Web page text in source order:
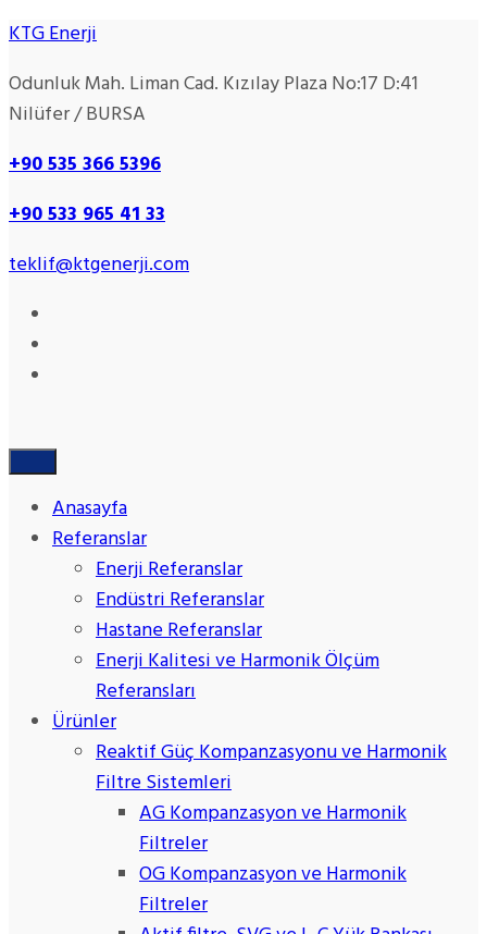
KTG Enerji
Odunluk Mah. Liman Cad. Kızılay Plaza No:17 D:41
Nilüfer / BURSA
+90 535 366 5396
+90533 965 41 33
teklif@ktgenerji.com
Anasayfa
Referanslar
Enerji Referanslar
Endüstri Referanslar
Hastane Referanslar
Enerji Kalitesi ve Harmonik Ölçüm
Referansları
Ürünler
Reaktif Güç Kompanzasyonu ve Harmonik
Filtre Sistemleri
AG Kompanzasyon ve Harmonik
Filtreler
OG Kompanzasyon ve Harmonik
Filtreler